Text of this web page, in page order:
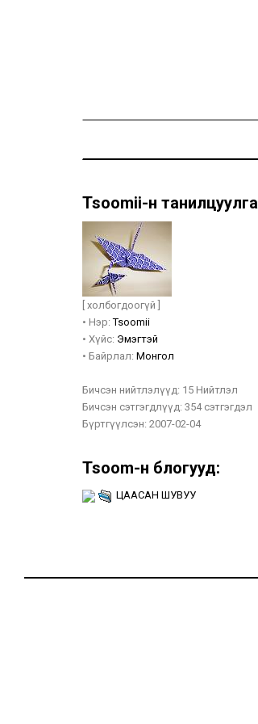
Tsoomii-н танилцуулга
[ холбогдоогүй ]
• Нэр: Tsoomii
• Хүйс: Эмэгтэй
• Байрлал: Монгол
Бичсэн нийтлэлүүд: 15 Нийтлэл
Бичсэн сэтгэгдлүүд: 354 сэтгэгдэл
Бүртгүүлсэн: 2007-02-04
Tsoom-н блогууд:
ЦААСАН ШУВУУ